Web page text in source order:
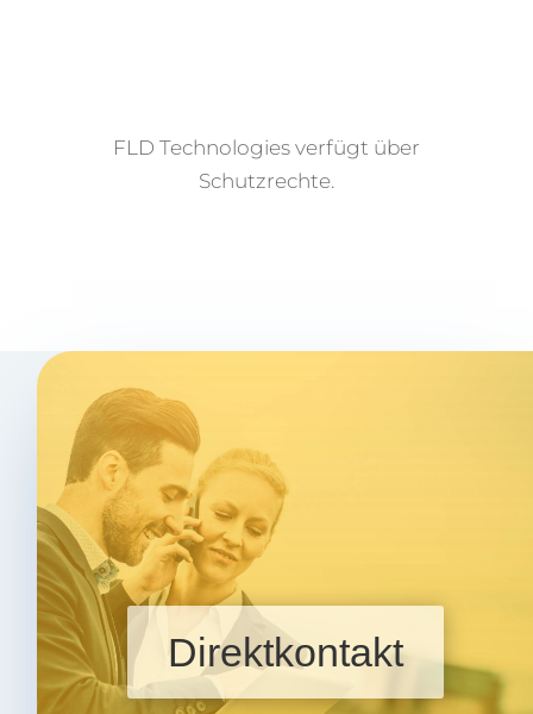
FLD Tech­no­lo­gies ver­fügt über
Schutzrechte.
Direkt­kon­takt